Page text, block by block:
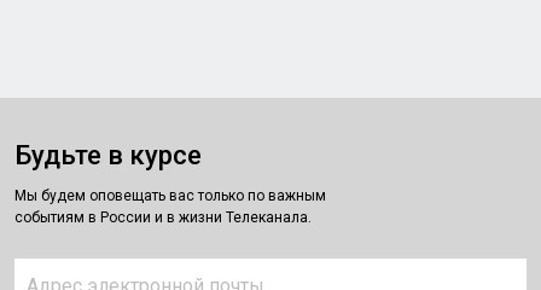
Будьте в курсе
Мы будем оповещать вас только по важным
событиям в России и в жизни Телеканала.